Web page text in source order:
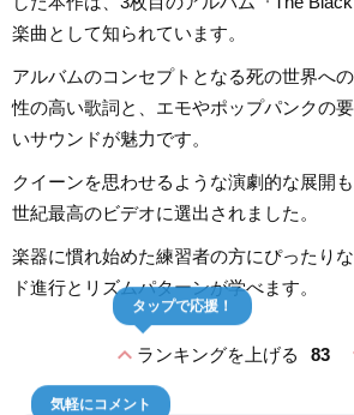
楽曲として知られています。
アルバムのコンセプトとなる死の世界へ
性の高い歌詞と、エモやポップパンクの
いサウンドが魅力です。
クイーンを思わせるような演劇的な展開
世紀最高のビデオに選出されました。
楽器に慣れ始めた練習者の方にぴったり
ド進行とリズムパターンが学べます。
expand_lessランキングを上げる 83
タップで応援！
気軽にコメント